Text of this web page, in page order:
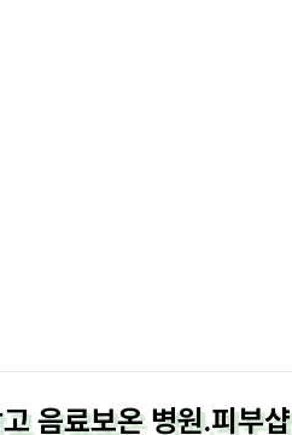
음료보온 병원.피부샵